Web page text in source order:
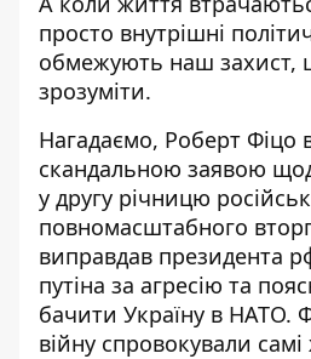
просто внутрішні
обмежують наш захист,
зрозуміти.
Нагадаємо, Роберт Фіцо
скандальною заявою
у другу річницю
повномасштабного
виправдав президента
путіна за агресію та
бачити Україну в НАТО.
війну спровокували самі